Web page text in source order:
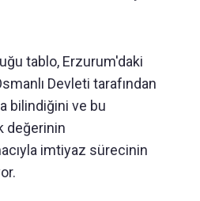
tablo, Erzurum'daki
Devleti tarafından
bilindiğini ve bu
değerinin
imtiyaz sürecinin